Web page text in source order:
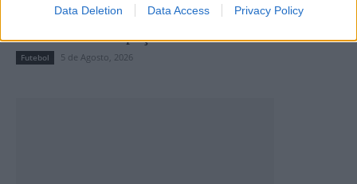
Data Deletion Data Access Privacy Policy
Taça Transmontana de Futebol Sénior com cariz
solidário em Valpaços
Futebol 5 de Agosto, 2026